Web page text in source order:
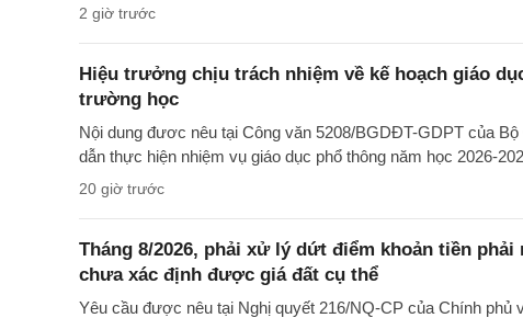
2 giờ trước
Hiệu trưởng chịu trách nhiệm về kế hoạch giáo
trường học
Nội dung đươc nêu tại Công văn 5208/BGDĐT-GDPT của
dẫn thực hiện nhiệm vụ giáo dục phổ thông năm học 2026-
20 giờ trước
Tháng 8/2026, phải xử lý dứt điểm khoản tiền phải
chưa xác định được giá đất cụ thể
Yêu cầu được nêu tại Nghị quyết 216/NQ-CP của Chính phủ